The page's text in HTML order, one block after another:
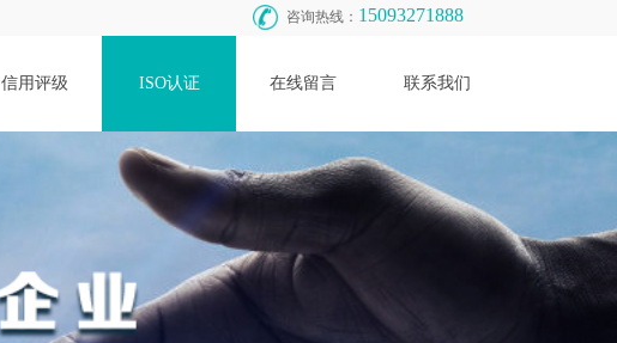
咨询热线： 15093271888
信用评级 ISO认证 在线留言 联系我们